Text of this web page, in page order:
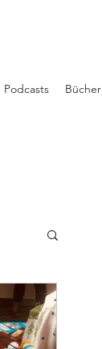
Podcasts Bücher